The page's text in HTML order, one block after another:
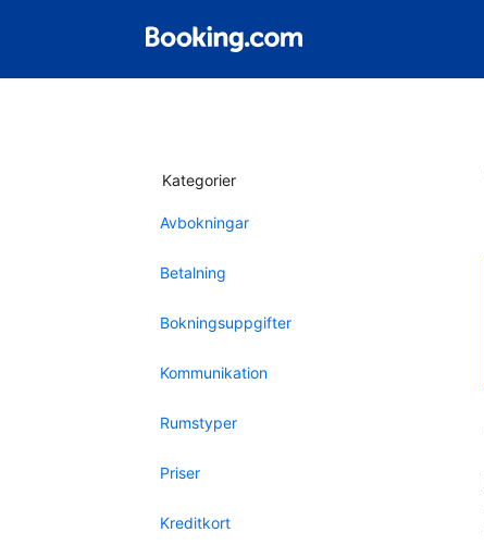
Kategorier
Avbokningar
Betalning
Bokningsuppgifter
Kommunikation
Rumstyper
Priser
Kreditkort